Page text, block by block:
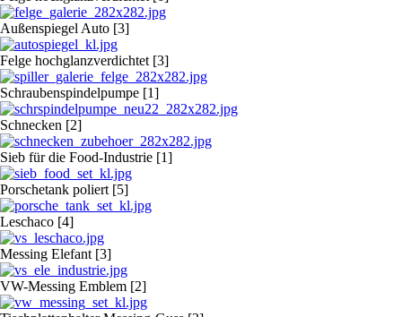
Außenspiegel Auto [3]
Felge hochglanzverdichtet [3]
Schraubenspindelpumpe [1]
Schnecken [2]
Sieb für die Food-Industrie [1]
Porschetank poliert [5]
Leschaco [4]
Messing Elefant [3]
VW-Messing Emblem [2]